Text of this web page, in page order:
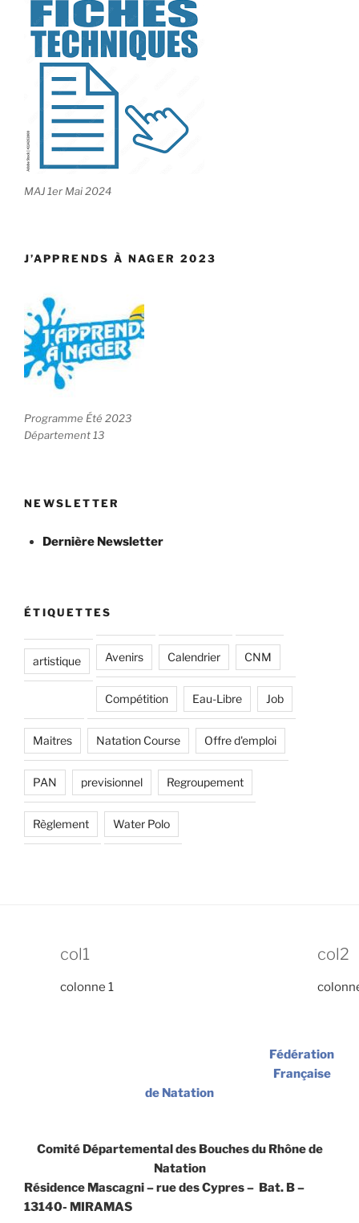
MAJ 1er Mai 2024
J’APPRENDS À NAGER 2023
Programme Été 2023
Département 13
NEWSLETTER
Dernière Newsletter
ÉTIQUETTES
artistique Avenirs Calendrier CNM
Compétition Eau-Libre Job
Maitres Natation Course Offre d'emploi
PAN previsionnel Regroupement
Règlement Water Polo
col1
colonne 1
col2
Fédération
Française
de Natation
Comité Départemental des Bouches du Rhône de
Natation
Résidence Mascagni – rue des Cypres – Bat. B –
13140- MIRAMAS